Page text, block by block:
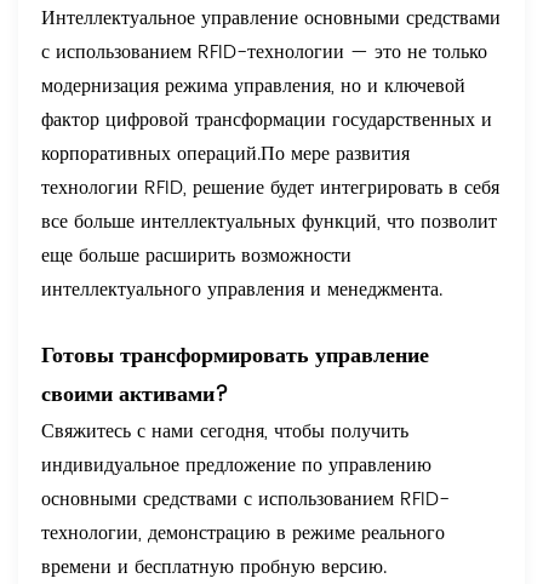
Интеллектуальное управление основными средствами
с использованием RFID-технологии — это не только
модернизация режима управления, но и ключевой
фактор цифровой трансформации государственных и
корпоративных операций.По мере развития
технологии RFID, решение будет интегрировать в себя
все больше интеллектуальных функций, что позволит
еще больше расширить возможности
интеллектуального управления и менеджмента.
Готовы трансформировать управление
своими активами?
Свяжитесь с нами сегодня, чтобы получить
индивидуальное предложение по управлению
основными средствами с использованием RFID-
технологии, демонстрацию в режиме реального
времени и бесплатную пробную версию.